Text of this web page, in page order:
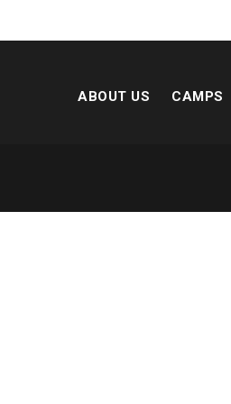
ABOUT US CAMPS